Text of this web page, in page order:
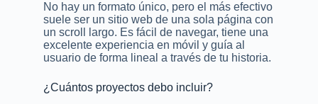
No hay un formato único, pero el más efectivo
suele ser un sitio web de una sola página con
un scroll largo. Es fácil de navegar, tiene una
excelente experiencia en móvil y guía al
usuario de forma lineal a través de tu historia.
¿Cuántos proyectos debo incluir?